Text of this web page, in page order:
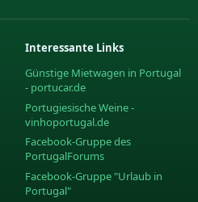
Interessante Links
Günstige Mietwagen in Portugal
- portucar.de
Portugiesische Weine -
vinhoportugal.de
Facebook-Gruppe des
PortugalForums
Facebook-Gruppe "Urlaub in
Portugal"